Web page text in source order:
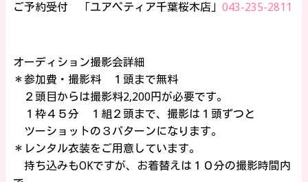
ご予約受付 「ユアペティア千葉桜木店」 043-235-2811
オーディション撮影会詳細
＊参加費・撮影料 １頭まで無料
２頭目からは撮影料2,200円が必要です。
１枠４５分 １組２頭まで、撮影は１頭ずつと
ツーショットの３パターンになります。
＊レンタル衣装をご用意しています。
持ち込みもOKですが、お着替えは１０分の撮影時間内